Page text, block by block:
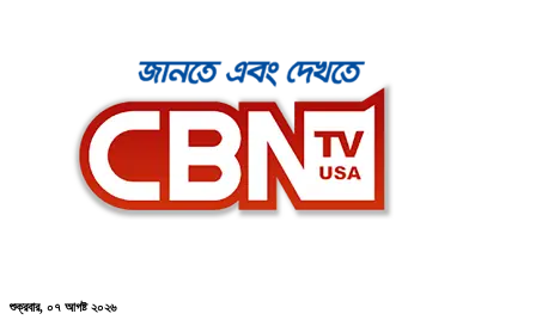
শুক্রবার, ০৭ আগষ্ট ২০২৬